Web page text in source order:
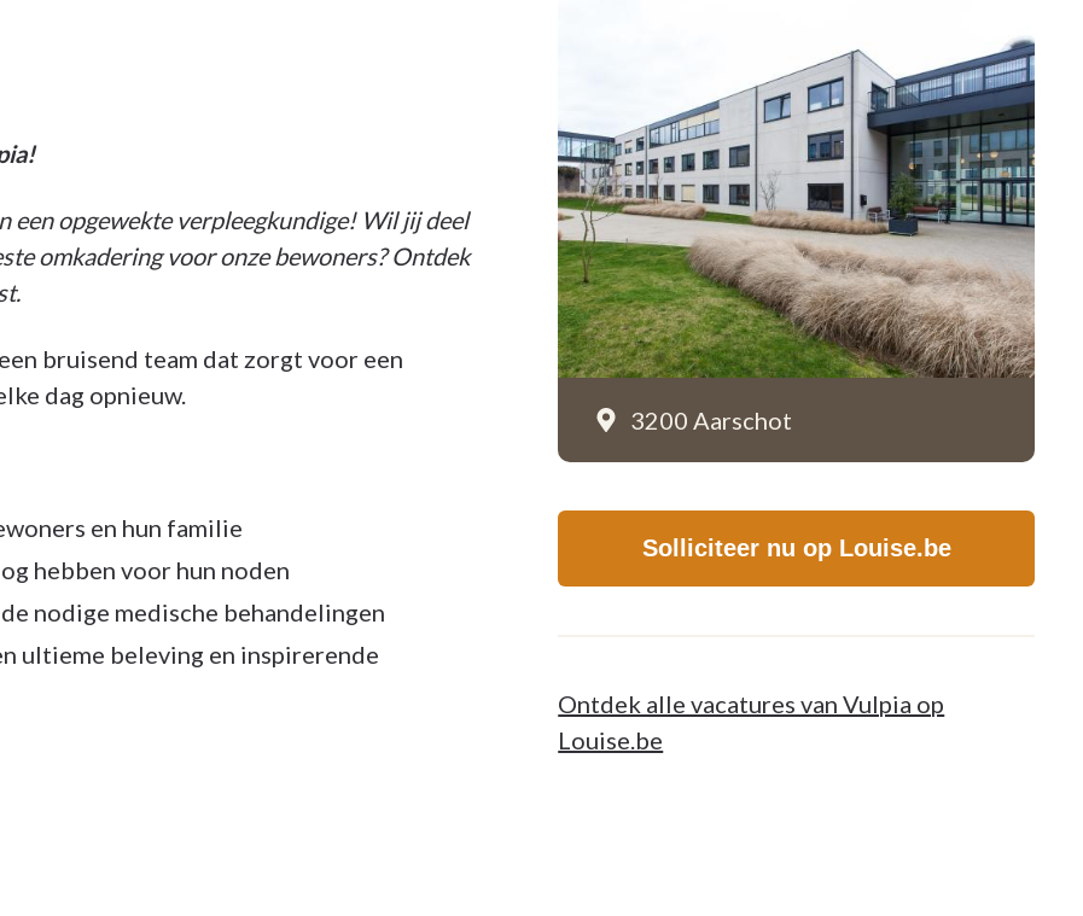
3200 Aarschot
een opgewekte verpleegkundige! Wil jij deel
omkadering voor onze bewoners? Ontdek
bruisend team dat zorgt voor een
dag opnieuw.
en hun familie
hebben voor hun noden
nodige medische behandelingen
ultieme beleving en inspirerende
Solliciteer nu op Louise.be
Ontdek alle vacatures van Vulpia op
Louise.be